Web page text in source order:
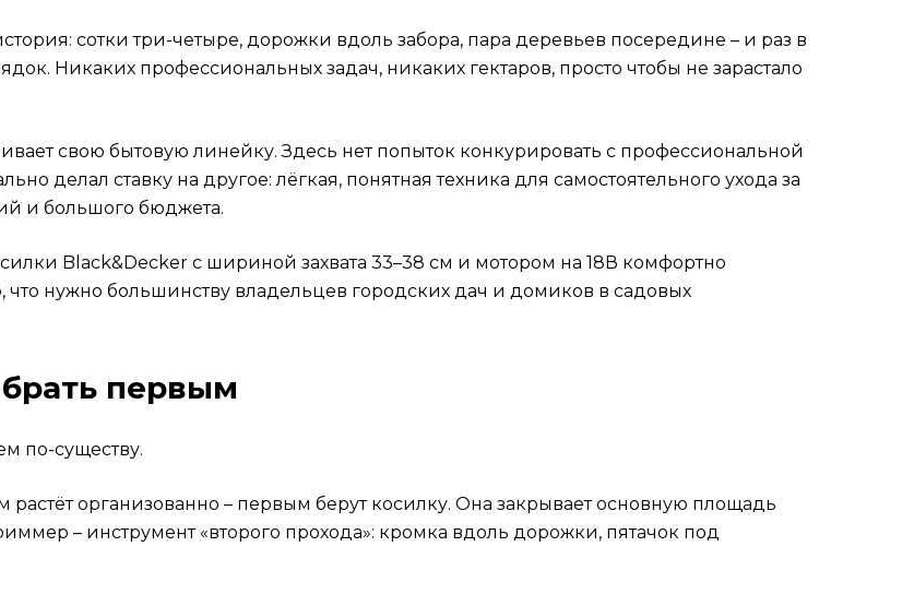
аккумуляторная косилка?
2,0 А&middot;ч?
сотки три-четыре, дорожки вдоль забора, пара деревьев посередине – и раз в
Никаких профессиональных задач, никаких гектаров, просто чтобы не зарастало
свою бытовую линейку. Здесь нет попыток конкурировать с профессиональной
делал ставку на другое: лёгкая, понятная техника для самостоятельного ухода за
и большого бюджета.
Black&Decker с шириной захвата 33–38 см и мотором на 18В комфортно
что нужно большинству владельцев городских дач и домиков в садовых
первым
по-существу.
организованно – первым берут косилку. Она закрывает основную площадь
– инструмент «второго прохода»: кромка вдоль дорожки, пятачок под